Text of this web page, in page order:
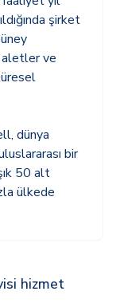
şirket
aletler ve
dünya
bir
50 alt
ülkede
hizmet